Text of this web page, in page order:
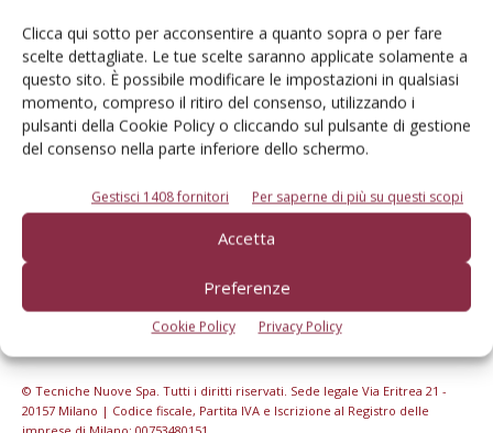
Clicca qui sotto per acconsentire a quanto sopra o per fare
scelte dettagliate. Le tue scelte saranno applicate solamente a
questo sito. È possibile modificare le impostazioni in qualsiasi
momento, compreso il ritiro del consenso, utilizzando i
pulsanti della Cookie Policy o cliccando sul pulsante di gestione
del consenso nella parte inferiore dello schermo.
Gestisci 1408 fornitori Per saperne di più su questi scopi
Accetta
Preferenze
Cookie Policy Privacy Policy
Iscriviti alle nostre newsletter
© Tecniche Nuove Spa. Tutti i diritti riservati. Sede legale Via Eritrea 21 -
20157 Milano | Codice fiscale, Partita IVA e Iscrizione al Registro delle